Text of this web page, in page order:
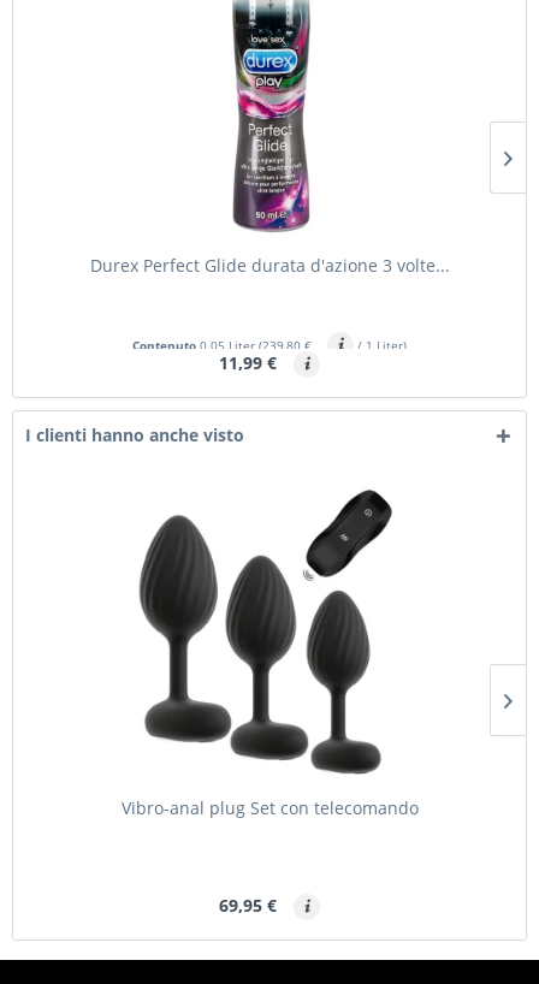
Durex Perfect Glide durata d'azione 3 volte...
Contenuto 0.05 Liter (239,80 € / 1 Liter)
11,99 €
I clienti hanno anche visto
Vibro-anal plug Set con telecomando
69,95 €